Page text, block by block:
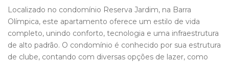
Localizado no condomínio Reserva Jardim, na Barra
Olímpica, este apartamento oferece um estilo de vida
completo, unindo conforto, tecnologia e uma infraestrutura
de alto padrão. O condomínio é conhecido por sua estrutura
de clube, contando com diversas opções de lazer, como